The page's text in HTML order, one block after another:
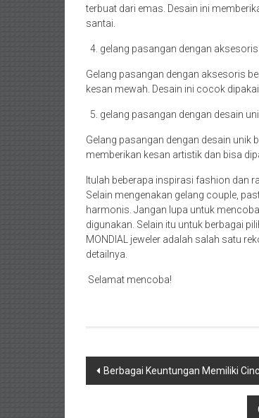
terbuat dari emas. Desain ini
santai.
gelang pasangan dengan
Gelang pasangan dengan aksesoris
kesan mewah. Desain ini cocok
gelang pasangan dengan desain
Gelang pasangan dengan desain unik
memberikan kesan artistik dan bisa
Itulah beberapa inspirasi fashion dan
Selain mengenakan gelang couple,
harmonis. Jangan lupa untuk
digunakan. Selain itu untuk berbagai
MONDIAL jeweler adalah salah satu
detailnya.
Selamat mencoba!
Navigasi
Berbagai Keuntungan Memiliki